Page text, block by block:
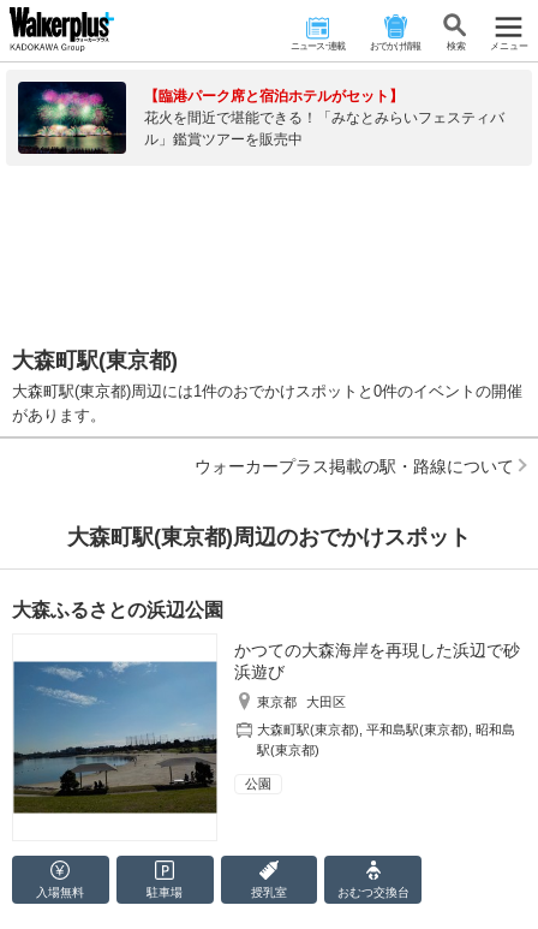
ニュース･連載 おでかけ情報 検 索 メニュー
【臨港パーク席と宿泊ホテルがセット】
花火を間近で堪能できる！「みなとみらいフェスティバ
ル」鑑賞ツアーを販売中
大森町駅(東京都)
大森町駅(東京都)周辺には1件のおでかけスポットと0件のイベントの開催
があります。
ウォーカープラス掲載の駅・路線について
大森町駅(東京都)周辺のおでかけスポット
大森ふるさとの浜辺公園
かつての大森海岸を再現した浜辺で砂
浜遊び
東京都
大田区
大森町駅(東京都) ,平和島駅(東京都) ,昭和島
駅(東京都)
公園
入場無料 駐車場 授乳室 おむつ交換台